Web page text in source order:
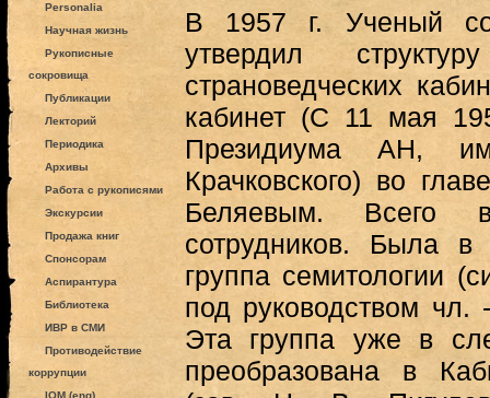
Personalia
Научная жизнь
Рукописные
сокровища
Публикации
Лекторий
Периодика
Архивы
Работа с рукописями
Экскурсии
Продажа книг
Спонсорам
Аспирантура
Библиотека
ИВР в СМИ
Противодействие
коррупции
IOM (eng)
В 1957 г. Ученый
утвердил
страноведческих
кабинет (С 11 мая
Президиума АН,
Крачковского) во
Беляевым.
сотрудников. Была в
группа семитологии
под руководством чл.
Эта группа уже в
преобразована в